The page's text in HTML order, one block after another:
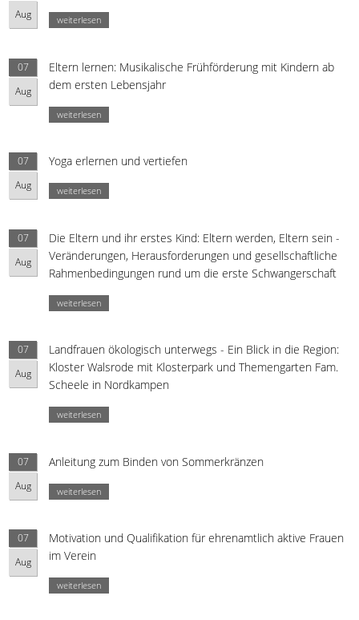
Aug
weiterlesen
07
Aug
Eltern lernen: Musikalische Frühförderung mit Kindern ab
dem ersten Lebensjahr
weiterlesen
07
Aug
Yoga erlernen und vertiefen
weiterlesen
07
Aug
Die Eltern und ihr erstes Kind: Eltern werden, Eltern sein -
Veränderungen, Herausforderungen und gesellschaftliche
Rahmenbedingungen rund um die erste Schwangerschaft
weiterlesen
07
Aug
Landfrauen ökologisch unterwegs - Ein Blick in die Region:
Kloster Walsrode mit Klosterpark und Themengarten Fam.
Scheele in Nordkampen
weiterlesen
07
Aug
Anleitung zum Binden von Sommerkränzen
weiterlesen
07
Aug
Motivation und Qualifikation für ehrenamtlich aktive Frauen
im Verein
weiterlesen